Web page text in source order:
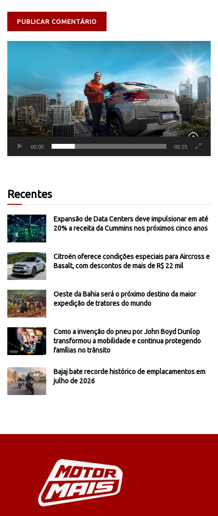
00:00 00:15
Recentes
Expansão de Data Centers deve impulsionar em até
20% a receita da Cummins nos próximos cinco anos
Citroën oferece condições especiais para Aircross e
Basalt, com descontos de mais de R$ 22 mil
Oeste da Bahia será o próximo destino da maior
expedição de tratores do mundo
Como a invenção do pneu por John Boyd Dunlop
transformou a mobilidade e continua protegendo
famílias no trânsito
Bajaj bate recorde histórico de emplacamentos em
julho de 2026